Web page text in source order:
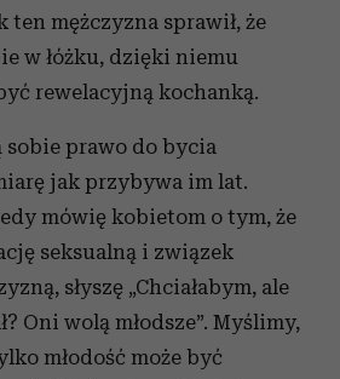
ten mężczyzna sprawił, że
w łóżku, dzięki niemu
rewelacyjną kochanką.
prawo do bycia
jak przybywa im lat.
mówię kobietom o tym, że
seksualną i związek
słyszę „Chciałabym, ale
Oni wolą młodsze”. Myślimy,
młodość może być